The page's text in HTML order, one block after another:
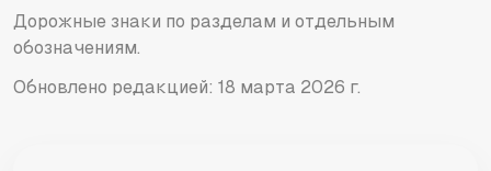
Дорожные знаки по разделам и отдельным
обозначениям.
Обновлено редакцией: 18 марта 2026 г.